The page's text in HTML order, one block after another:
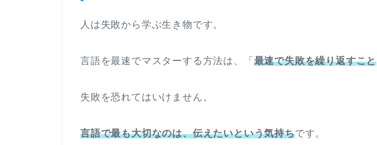
人は失敗から学ぶ生き物です。
言語を最速でマスターする方法は、「 最速で失敗を繰り返すこと
失敗を恐れてはいけません。
言語で最も大切なのは、伝えたいという気持ちです。